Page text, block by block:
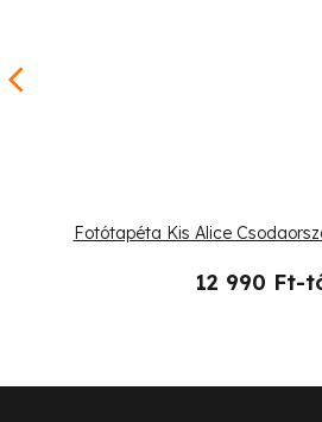
Fotótapéta Kis Alice
12 990 Ft-